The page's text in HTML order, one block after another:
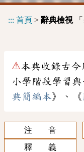
::: 首頁 > 辭典檢視「
⚠本典收錄古今
小學階段學習
典簡編本》、《
注 音
釋 義